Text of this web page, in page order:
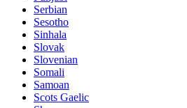
Serbian
Sesotho
Sinhala
Slovak
Slovenian
Somali
Samoan
Scots Gaelic